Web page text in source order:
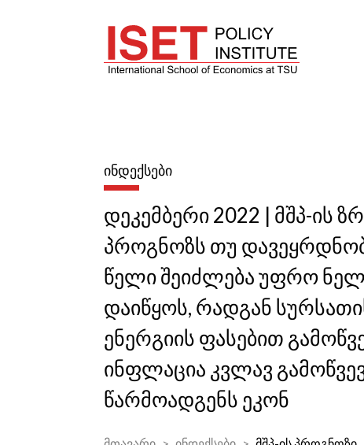
ᲘᲜᲓᲔᲥᲡᲔᲑᲘ
დეკემბერი 2022 | მშპ-ის
პროგნოზს თუ
წელი შეიძლება უფრო
დაიწყოს, რადგან
ენერგიის ფასებით
ინფლაცია კვლავ
წარმოადგენს ეკონ